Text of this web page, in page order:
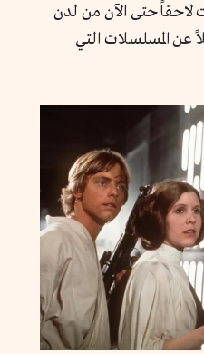
أنتجت لاحقاً حتى الآن من لدن
عن المسلسلات التي